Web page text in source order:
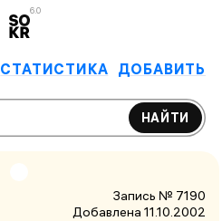
6.0
СТАТИСТИКА ДОБАВИТЬ
НАЙТИ
Запись № 7190
Добавлена 11.10.2002